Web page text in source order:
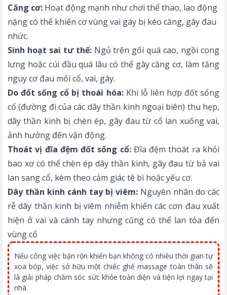
Căng cơ: Hoạt động mạnh như chơi thể thao, lao động
nặng có thể khiến cơ vùng vai gáy bị kéo căng, gây đau
nhức.
Sinh hoạt sai tư thế: Ngủ trên gối quá cao, ngồi cong
lưng hoặc cúi đầu quá lâu có thể gây căng cơ, làm tăng
nguy cơ đau mỏi cổ, vai, gáy.
Do đốt sống cổ bị thoái hóa: Khi lỗ liên hợp đốt sống
cổ (đường đi của các dây thần kinh ngoại biên) thu hẹp,
dây thần kinh bị chèn ép, gây đau từ cổ lan xuống vai,
ảnh hưởng đến vận động.
Thoát vị đĩa đệm đốt sống cổ: Đĩa đệm thoát ra khỏi
bao xơ có thể chèn ép dây thần kinh, gây đau từ bả vai
lan sang cổ, kèm theo cảm giác tê bì hoặc yếu cơ.
Dây thần kinh cánh tay bị viêm: Nguyên nhân do các
rễ dây thần kinh bị viêm nhiễm khiến các cơn đau xuất
hiện ở vai và cánh tay nhưng cũng có thể lan tỏa đến
vùng cổ
Nếu công việc bận rộn khiến bạn không có nhiều thời gian tự
xoa bóp, việc sở hữu một chiếc ghế massage toàn thân sẽ
là giải pháp chăm sóc sức khỏe toàn diện và tiện lợi ngay tại
nhà.